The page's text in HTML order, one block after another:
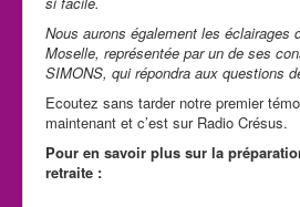
Nous aurons également les éclairages
Moselle, représentée par un de ses
SIMONS, qui répondra aux questions
Ecoutez sans tarder notre premier
maintenant et c’est sur Radio Crésus.
Pour en savoir plus sur la
retraite :